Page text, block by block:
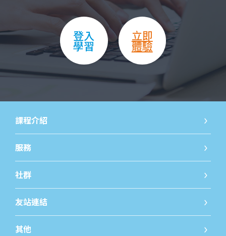
登入
學習
立即
體驗
課程介紹
國小課程 國小
服務
線上發問 免費
社群
iWorld JR粉絲團
友站連結
巨匠教育 巨匠
其他